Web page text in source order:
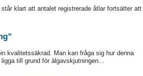
klart att antalet registrerade åtlar fortsätter att
kvalitetssäkrad. Man kan fråga sig hur denna
till grund för älgavskjutningen...